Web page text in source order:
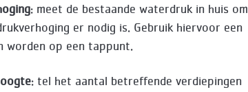
: meet de bestaande waterdruk in huis om
er nodig is. Gebruik hiervoor een
worden op een tappunt.
: tel het aantal betreffende verdiepingen